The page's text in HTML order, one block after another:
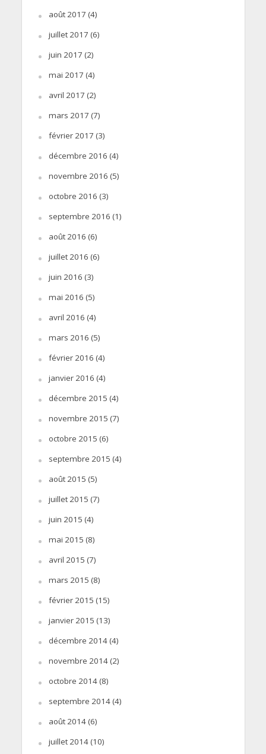
août 2017 (4)
juillet 2017 (6)
juin 2017 (2)
mai 2017 (4)
avril 2017 (2)
mars 2017 (7)
février 2017 (3)
décembre 2016 (4)
novembre 2016 (5)
octobre 2016 (3)
septembre 2016 (1)
août 2016 (6)
juillet 2016 (6)
juin 2016 (3)
mai 2016 (5)
avril 2016 (4)
mars 2016 (5)
février 2016 (4)
janvier 2016 (4)
décembre 2015 (4)
novembre 2015 (7)
octobre 2015 (6)
septembre 2015 (4)
août 2015 (5)
juillet 2015 (7)
juin 2015 (4)
mai 2015 (8)
avril 2015 (7)
mars 2015 (8)
février 2015 (15)
janvier 2015 (13)
décembre 2014(4)
novembre 2014(2)
octobre 2014(8)
septembre 2014(4)
août 2014(6)
juillet 2014(10)